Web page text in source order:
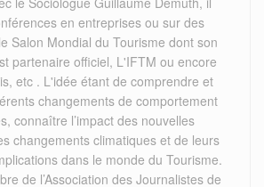
en entreprises ou sur des
Salon Mondial du Tourisme dont son
partenaire officiel, L'IFTM ou encore
etc . L'idée étant de comprendre et
changements de comportement
connaître l’impact des nouvelles
changements climatiques et de leurs
dans le monde du Tourisme.
de l’Association des Journalistes de